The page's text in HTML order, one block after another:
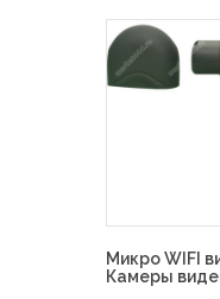
Микро WIFI
Камеры